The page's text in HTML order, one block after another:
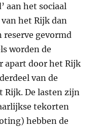
aan het sociaal
het Rijk dan
reserve gevormd
worden de
apart door het Rijk
van de
Rijk. De lasten zijn
tekorten
hebben de